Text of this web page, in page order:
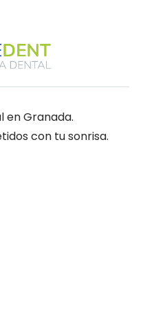
en Granada.
con tu sonrisa.